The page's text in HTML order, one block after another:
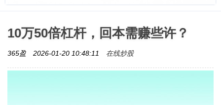
10万50倍杠杆，回本需赚些许？
365盈 2026-01-20 10:48:11 在线炒股